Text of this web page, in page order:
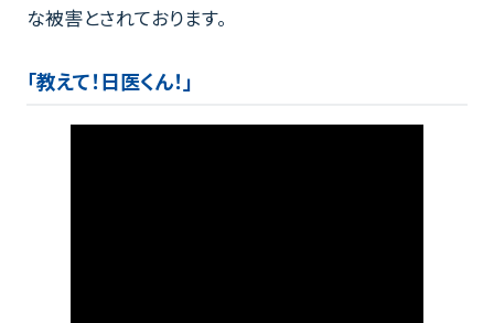
な被害とされております。
「教えて！日医くん！」